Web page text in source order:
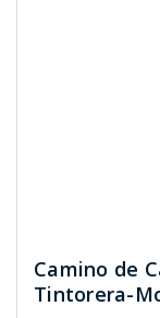
Camino de
Tintorera-